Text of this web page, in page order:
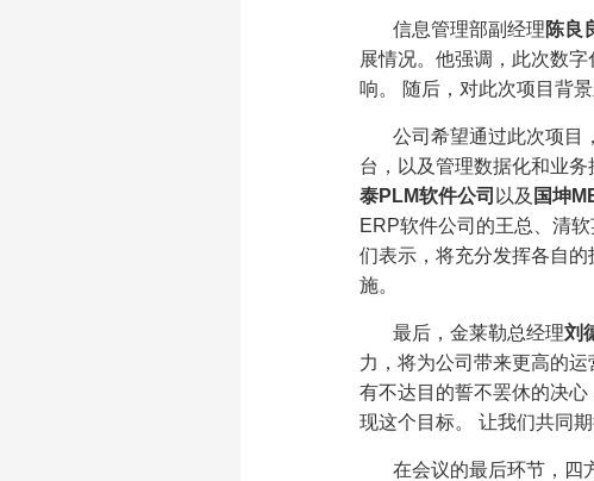
信息管理部副经理陈良
展情况。他强调，此次数
响。 随后，对此次项目背
公司希望通过此次项目
台，以及管理数据化和业
泰PLM软件公司 以及 国坤
ERP软件公司的王总、清
们表示，将充分发挥各自
施。
最后，金莱勒总经理刘
力，将为公司带来更高的
有不达目的誓不罢休的决
现这个目标。 让我们共同
在会议的最后环节，四